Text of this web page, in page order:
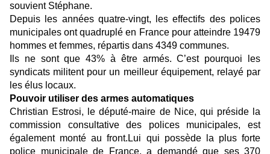
souvient Stéphane.
Depuis les années quatre-vingt, les effectifs des polices
municipales ont quadruplé en France pour atteindre 19479
hommes et femmes, répartis dans 4349 communes.
Ils ne sont que 43% à être armés. C’est pourquoi les
syndicats militent pour un meilleur équipement, relayé par
les élus locaux.
Pouvoir utiliser des armes automatiques
Christian Estrosi, le député-maire de Nice, qui préside la
commission consultative des polices municipales, est
également monté au front.Lui qui possède la plus forte
police municipale de France, a demandé que ses 370